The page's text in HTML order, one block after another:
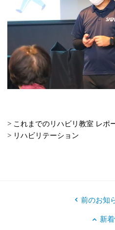
> これまでのリハビリ教室 レポ
> リハビリテーション
前のお知
新